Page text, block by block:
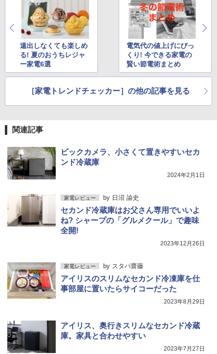
遠出しなくても楽しめ
る! 夏のおうちレジャ
ー家電6選
電気代の値上げにびっ
くり! 今できる家電の
賢い節電術まとめ
［家電トレンドチェッカー］の他の記事を見る
関連記事
ビックカメラ、小さくて置きやすいセカ
ンド冷蔵庫
2024年2月1日
家電レビュー by 日沼 諭史
セカンド冷蔵庫はお父さん専用でいいよ
ね? シャープの「グルメクール」で趣味
全開!
2023年12月26日
家電レビュー by スタパ齋藤
アイリスのスリムなセカンド冷凍庫を仕
事部屋に置いたらサイコーだった
2023年8月29日
アイリス、奥行きスリムなセカンド冷蔵
庫。家具と合わせやすい
2023年7月27日